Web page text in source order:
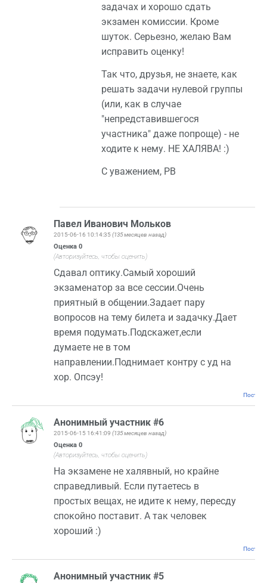
задачах и хорошо сдать
экзамен комиссии. Кроме
шуток. Серьезно, желаю Вам
исправить оценку!
Так что, друзья, не знаете, как
решать задачи нулевой группы
(или, как в случае
"непредставившегося
участника" даже попроще) - не
ходите к нему. НЕ ХАЛЯВА! :)
С уважением, РВ
Павел Иванович Мольков
2015-06-16 10:14:35 (135 месяцев назад)
Оценка 0
(Авторизуйтесь, чтобы оценить)
Сдавал оптику.Самый хороший
экзаменатор за все сессии.Очень
приятный в общении.Задает пару
вопросов на тему билета и задачку.Дает
время подумать.Подскажет,если
думаете не в том
направлении.Поднимает контру с уд на
хор. Опсэу!
Анонимный участник #6
2015-06-15 16:41:09 (135 месяцев назад)
Оценка 0
(Авторизуйтесь, чтобы оценить)
На экзамене не халявный, но крайне
справедливый. Если путаетесь в
простых вещах, не идите к нему, пересду
спокойно поставит. А так человек
хороший :)
Анонимный участник #5